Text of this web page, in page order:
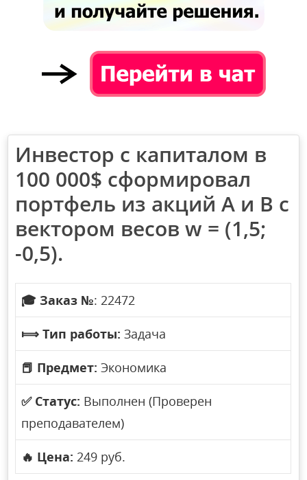
Инвестор с капиталом в
100 000$ сформировал
портфель из акций A и B с
вектором весов w = (1,5;
-0,5).
🎓 Заказ №: 22472
⟾ Тип работы: Задача
📕 Предмет: Экономика
✅ Статус: Выполнен (Проверен
преподавателем)
🔥 Цена: 249 руб.